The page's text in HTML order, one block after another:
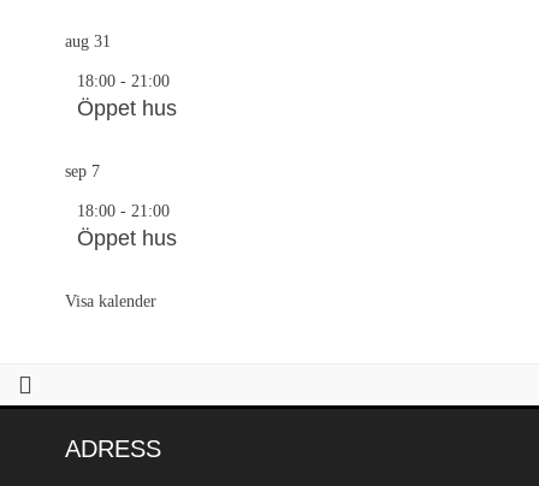
aug 31
18:00 - 21:00
Öppet hus
sep 7
18:00 - 21:00
Öppet hus
Visa kalender
ADRESS